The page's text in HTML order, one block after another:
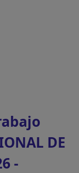
DE
-